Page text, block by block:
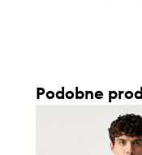
- Wygodne
- Dwie
- Nieocieplony
- Długość
Podobne